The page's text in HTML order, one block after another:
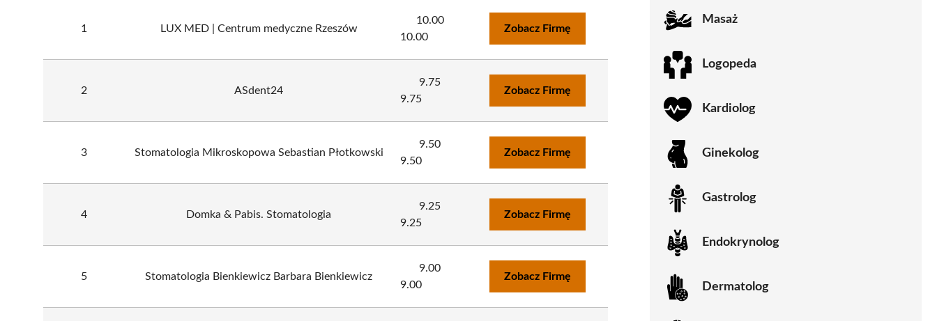
1 LUX MED | Centrum medyczne Rzeszów
10.00
10.00
Zobacz Firmę
2 ASdent24
9.75
9.75
Zobacz Firmę
3 Stomatologia Mikroskopowa Sebastian Płotkowski
9.50
9.50
Zobacz Firmę
4 Domka & Pabis. Stomatologia
9.25
9.25
Zobacz Firmę
5 Stomatologia Bienkiewicz Barbara Bienkiewicz
9.00
9.00
Zobacz Firmę
Masaż
Logopeda
Kardiolog
Ginekolog
Gastrolog
Endokrynolog
Dermatolog